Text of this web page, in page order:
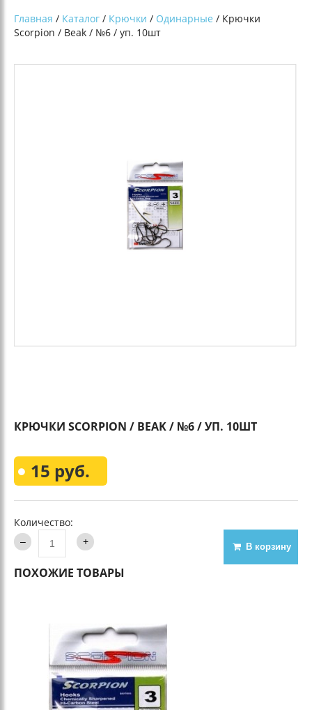
Главная / Каталог / Крючки / Одинарные / Крючки
Scorpion / Beak / №6 / уп. 10шт
КРЮЧКИ SCORPION / BEAK / №6 / УП. 10ШТ
15 руб.
Количество:
В корзину
ПОХОЖИЕ ТОВАРЫ